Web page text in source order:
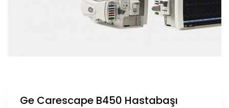
Ge Carescape B450 Hastabaşı